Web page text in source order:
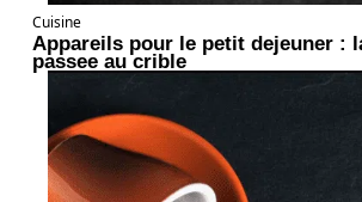
Cuisine
Appareils pour le petit dejeuner :
passee au crible